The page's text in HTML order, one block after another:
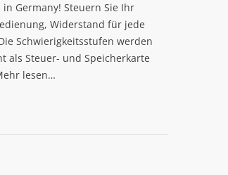
Germany! Steuern Sie Ihr
Widerstand für jede
Schwierigkeitsstufen werden
als Steuer- und Speicherkarte
lesen…